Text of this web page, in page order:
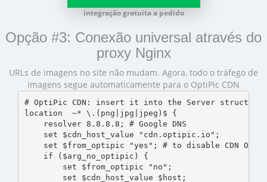
integração gratuita a pedido
Opção #3: Conexão universal através do
proxy Nginx
URLs de imagens no site não mudam. Agora, todo o tráfego de
imagens segue automaticamente para o OptiPic CDN
# OptiPic CDN: insert it into the Server structure
location  ~* \.(png|jpg|jpeg)$ {
    resolver 8.8.8.8; # Google DNS
    set $cdn_host_value "cdn.optipic.io";
set $from_optipic "yes"; # to disable CDN
    if ($arg_no_optipic) {
        set $from_optipic "no";
        set $cdn_host_value $host;